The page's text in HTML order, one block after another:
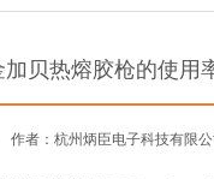
贝热熔胶枪的使用
作者：杭州炳臣电子科技有限公